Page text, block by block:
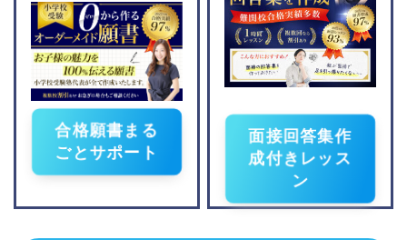
合格願書まる
ごとサポート
面接回答集作
成付きレッス
ン
立川国際附属小学校
東京女学館小学校
玉川学園小学部
東京都市大学付属小学校
田園調布雙葉小学校
東京学芸大学附属大泉小
昭和女子大学附属昭和小
トキワ松学園小学校
桐蔭学園小学校